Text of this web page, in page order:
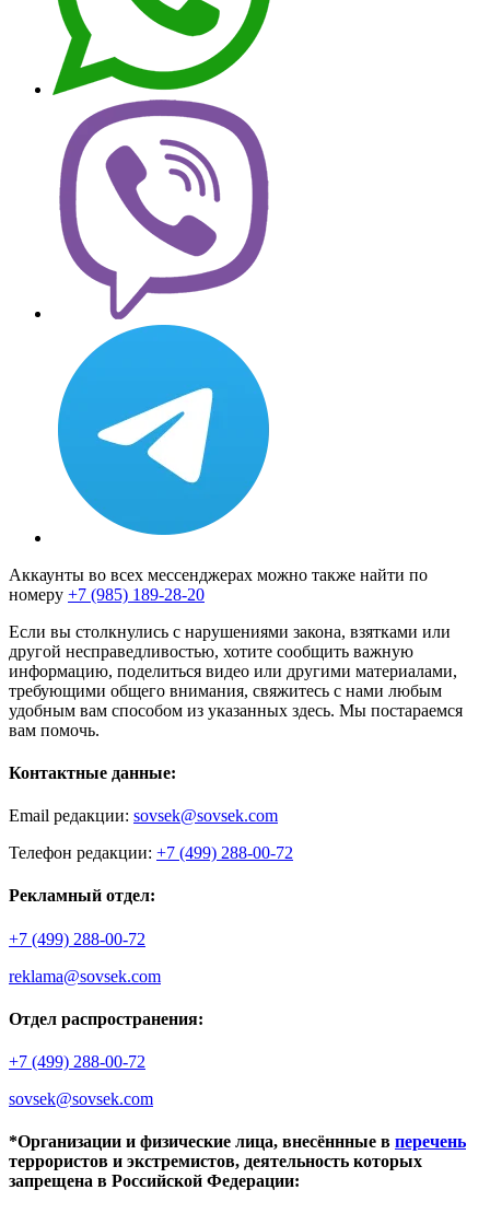
Аккаунты во всех мессенджерах можно также найти по
номеру +7 (985) 189-28-20
Если вы столкнулись с нарушениями закона, взятками или
другой несправедливостью, хотите сообщить важную
информацию, поделиться видео или другими материалами,
требующими общего внимания, свяжитесь с нами любым
удобным вам способом из указанных здесь. Мы постараемся
вам помочь.
Контактные данные:
Email редакции: sovsek@sovsek.com
Телефон редакции: +7 (499) 288-00-72
Рекламный отдел:
+7 (499) 288-00-72
reklama@sovsek.com
Отдел распространения:
+7 (499) 288-00-72
sovsek@sovsek.com
*Организации и физические лица, внесённные в перечень
террористов и экстремистов, деятельность которых
запрещена в Российской Федерации: